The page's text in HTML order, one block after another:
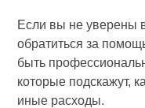
Если вы не уверены
обратиться за
быть
которые подскажут,
иные расходы.